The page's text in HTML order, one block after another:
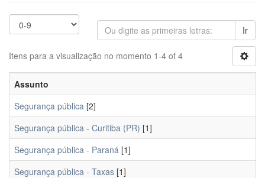
Ir
Itens para a visualização no momento 1-4 of 4
Assunto
Segurança pública [2]
Segurança pública - Curitiba (PR) [1]
Segurança pública - Paraná [1]
Segurança pública - Taxas [1]